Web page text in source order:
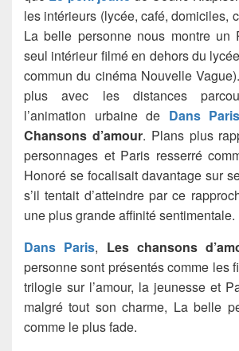
les intérieurs (lycée, café, domiciles,
La belle personne nous montre un
seul intérieur filmé en dehors du
commun du cinéma Nouvelle
plus avec les distances
l’animation urbaine de Dans Paris
Chansons d’amour. Plans plus
personnages et Paris resserré
Honoré se focalisait davantage sur
s’il tentait d’atteindre par ce
une plus grande affinité sentimentale.
Dans Paris, Les chansons
personne sont présentés comme les
trilogie sur l’amour, la jeunesse et
malgré tout son charme, La belle
comme le plus fade.